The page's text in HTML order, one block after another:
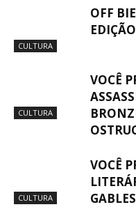
CULTURA
OFF
CULTURA
VOCÊ
CULTURA
VOCÊ